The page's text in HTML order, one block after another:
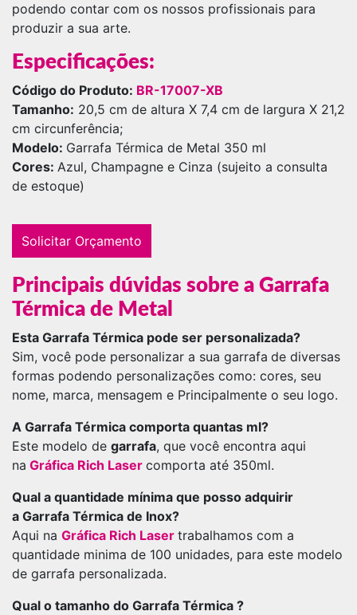
podendo contar com os nossos profissionais para
produzir a sua arte.
Especificações:
Código do Produto: BR-17007-XB
Tamanho: 20,5 cm de altura X 7,4 cm de largura X 21,2
cm circunferência;
Modelo: Garrafa Térmica de Metal 350 ml
Cores: Azul, Champagne e Cinza (sujeito a consulta
de estoque)
Solicitar Orçamento
Principais dúvidas sobre a Garrafa
Térmica de Metal
Esta Garrafa Térmica pode ser personalizada?
Sim, você pode personalizar a sua garrafa de diversas
formas podendo personalizações como: cores, seu
nome, marca, mensagem e Principalmente o seu logo.
A Garrafa Térmica comporta quantas ml?
Este modelo de garrafa, que você encontra aqui
na Gráfica Rich Laser comporta até 350ml.
Qual a quantidade mínima que posso adquirir
a Garrafa Térmica de Inox?
Aqui na Gráfica Rich Laser trabalhamos com a
quantidade minima de 100 unidades, para este modelo
de garrafa personalizada.
Qual o tamanho do Garrafa Térmica ?